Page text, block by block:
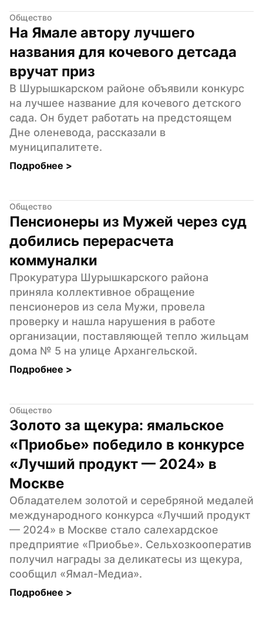
Общество
На Ямале автору лучшего
названия для кочевого детсада
вручат приз
В Шурышкарском районе объявили конкурс
на лучшее название для кочевого детского
сада. Он будет работать на предстоящем
Дне оленевода, рассказали в
муниципалитете.
Подробнее >
Общество
Пенсионеры из Мужей через суд
добились перерасчета
коммуналки
Прокуратура Шурышкарского района
приняла коллективное обращение
пенсионеров из села Мужи, провела
проверку и нашла нарушения в работе
организации, поставляющей тепло жильцам
дома № 5 на улице Архангельской.
Подробнее >
Общество
Золото за щекура: ямальское
«Приобье» победило в конкурсе
«Лучший продукт — 2024» в
Москве
Обладателем золотой и серебряной медалей
международного конкурса «Лучший продукт
— 2024» в Москве стало салехардское
предприятие «Приобье». Сельхозкооператив
получил награды за деликатесы из щекура,
сообщил «Ямал-Медиа».
Подробнее >